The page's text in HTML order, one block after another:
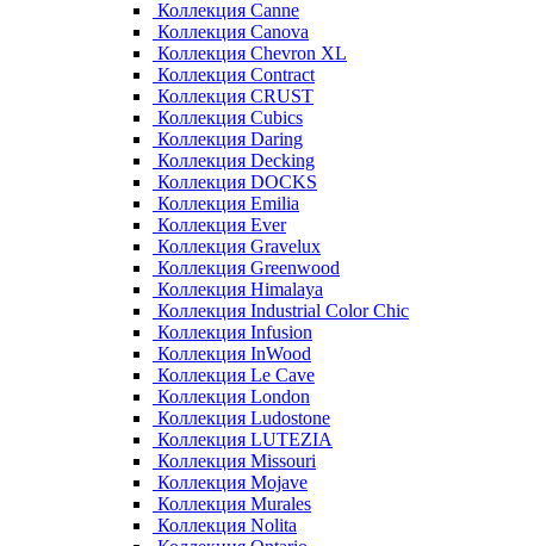
Коллекция Canne
Коллекция Canova
Коллекция Chevron XL
Коллекция Contract
Коллекция CRUST
Коллекция Cubics
Коллекция Daring
Коллекция Decking
Коллекция DOCKS
Коллекция Emilia
Коллекция Ever
Коллекция Gravelux
Коллекция Greenwood
Коллекция Himalaya
Коллекция Industrial Color Chic
Коллекция Infusion
Коллекция InWood
Коллекция Le Cave
Коллекция London
Коллекция Ludostone
Коллекция LUTEZIA
Коллекция Missouri
Коллекция Mojave
Коллекция Murales
Коллекция Nolita